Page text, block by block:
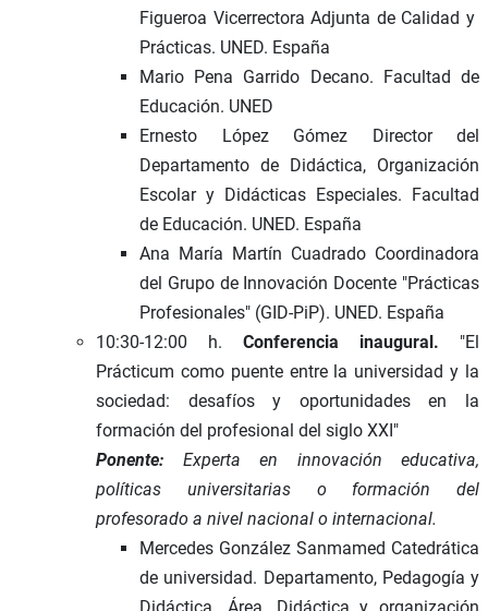
Figueroa Vicerrectora Adjunta de Calidad y
Prácticas. UNED. España
Mario Pena Garrido Decano. Facultad de
Educación. UNED
Ernesto López Gómez Director del
Departamento de Didáctica, Organización
Escolar y Didácticas Especiales. Facultad
de Educación. UNED. España
Ana María Martín Cuadrado Coordinadora
del Grupo de Innovación Docente "Prácticas
Profesionales" (GID-PiP). UNED. España
10:30-12:00 h. Conferencia inaugural. "El
Prácticum como puente entre la universidad y la
sociedad: desafíos y oportunidades en la
formación del profesional del siglo XXI"
Ponente: Experta en innovación educativa,
políticas universitarias o formación del
profesorado a nivel nacional o internacional.
Mercedes González Sanmamed Catedrática
de universidad. Departamento, Pedagogía y